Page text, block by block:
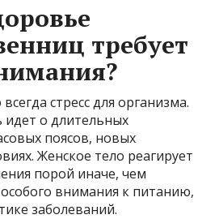
требует
стресс для организма.
идет о длительных
поясов, новых
Женское тело реагирует
порой иначе, чем
внимания к питанию,
заболеваний.